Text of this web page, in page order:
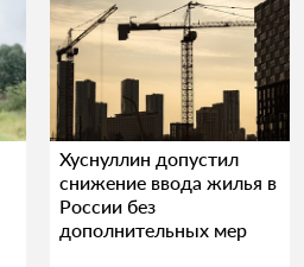
Хуснуллин допустил
снижение ввода жилья в
России без
дополнительных мер